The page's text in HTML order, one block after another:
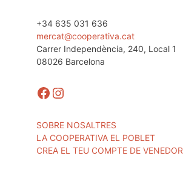
+34 635 031 636
mercat@cooperativa.cat
Carrer Independència, 240, Local 1
08026 Barcelona
Facebook
Instagram
SOBRE NOSALTRES
LA COOPERATIVA EL POBLET
CREA EL TEU COMPTE DE VENEDOR